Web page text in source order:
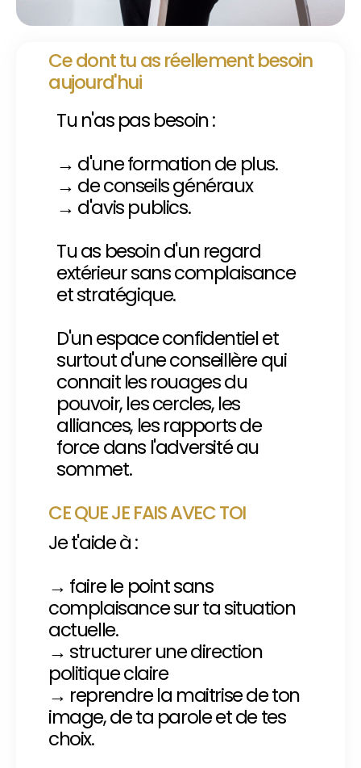
Ce dont tu as réellement besoin
aujourd'hui
Tu n'as pas besoin :
→ d'une formation de plus.
→ de conseils généraux
→ d'avis publics.
Tu as besoin d'un regard
extérieur sans complaisance
et stratégique.
D'un espace confidentiel et
surtout d'une conseillère qui
connait les rouages du
pouvoir, les cercles, les
alliances, les rapports de
force dans l'adversité au
sommet.
CE QUE JE FAIS AVEC TOI
Je t'aide à :
→ faire le point sans
complaisance sur ta situation
actuelle.
→ structurer une direction
politique claire
→ reprendre la maitrise de ton
image, de ta parole et de tes
choix.